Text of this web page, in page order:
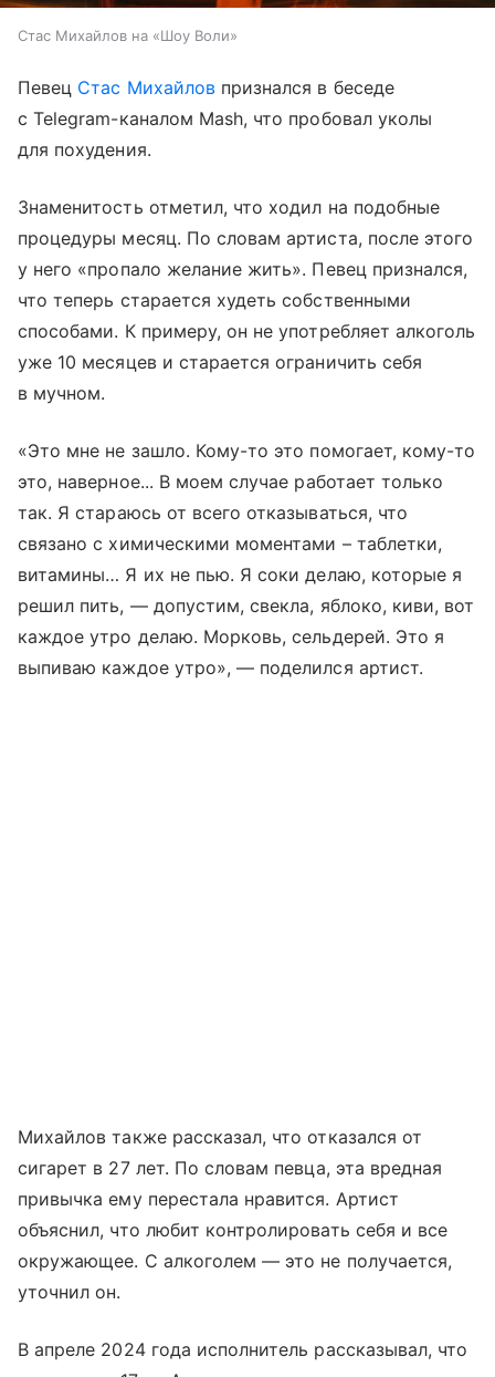
Стас Михайлов на «Шоу Воли»
Певец Стас Михайловпризнался в беседе
с Telegram-каналом Mash, что пробовал уколы
для похудения.
Знаменитость отметил, что ходил на подобные
процедуры месяц. По словам артиста, после этого
у него «пропало желание жить». Певец признался,
что теперь старается худеть собственными
способами. К примеру, он не употребляет алкоголь
уже 10 месяцев и старается ограничить себя
в мучном.
«Это мне не зашло. Кому-то это помогает, кому-то
это, наверное... В моем случае работает только
так. Я стараюсь от всего отказываться, что
связано с химическими моментами – таблетки,
витамины… Я их не пью. Я соки делаю, которые я
решил пить, — допустим, свекла, яблоко, киви, вот
каждое утро делаю. Морковь, сельдерей. Это я
выпиваю каждое утро», — поделился артист.
Михайлов также рассказал, что отказался от
сигарет в 27 лет. По словам певца, эта вредная
привычка ему перестала нравится. Артист
объяснил, что любит контролировать себя и все
окружающее. С алкоголем — это не получается,
уточнил он.
В апреле 2024 года исполнитель рассказывал, что